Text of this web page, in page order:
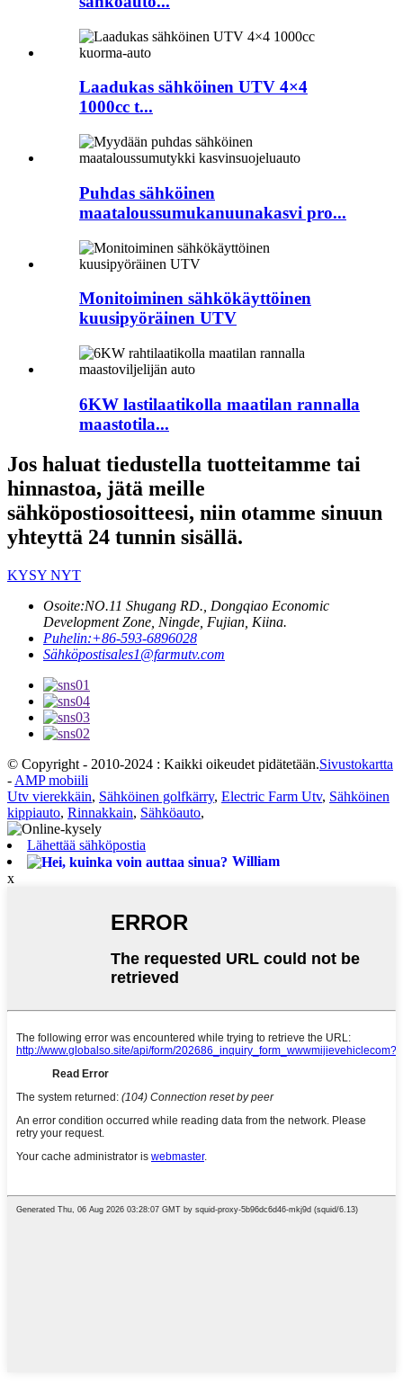
Laadukas sähköinen UTV 4×4
1000cc t...
Puhdas sähköinen
maataloussumukanuunakasvi pro...
Monitoiminen sähkökäyttöinen
kuusipyöräinen UTV
6KW lastilaatikolla maatilan rannalla
maastotila...
Jos haluat tiedustella tuotteitamme tai
hinnastoa, jätä meille
sähköpostiosoitteesi, niin otamme sinuun
yhteyttä 24 tunnin sisällä.
KYSY NYT
Osoite:NO.11 Shugang RD., Dongqiao Economic
Development Zone, Ningde, Fujian, Kiina.
Puhelin:+86-593-6896028
Sähköpostisales1@farmutv.com
© Copyright - 2010-2024 : Kaikki oikeudet pidätetään.Sivustokartta
- AMP mobiili
Utv vierekkäin, Sähköinen golfkärry, Electric Farm Utv, Sähköinen
kippiauto, Rinnakkain, Sähköauto,
Lähettää sähköpostia
William
x